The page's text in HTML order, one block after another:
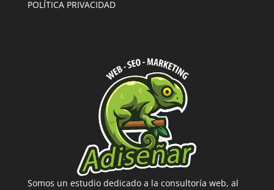
POLÍTICA PRIVACIDAD
Somos un estudio dedicado a la consultoría web, al